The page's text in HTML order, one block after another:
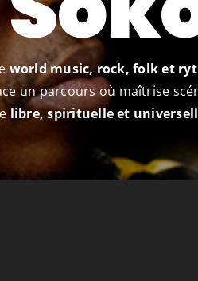
world music, rock, folk et
un parcours où maîtrise
libre, spirituelle et